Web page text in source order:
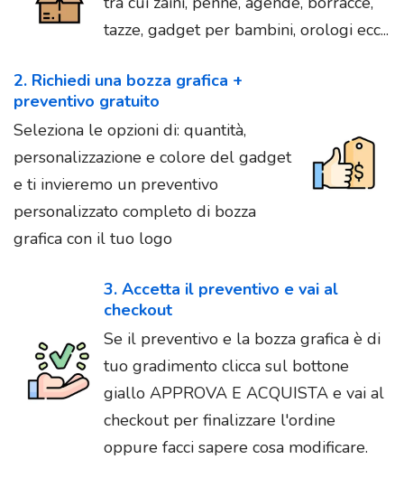
tazze, gadget per bambini, orologi ecc...
2. Richiedi una bozza grafica +
preventivo gratuito
Seleziona le opzioni di: quantità,
personalizzazione e colore del gadget
e ti invieremo un preventivo
personalizzato completo di bozza
grafica con il tuo logo
3. Accetta il preventivo e vai al
checkout
Se il preventivo e la bozza grafica è di
tuo gradimento clicca sul bottone
giallo APPROVA E ACQUISTA e vai al
checkout per finalizzare l'ordine
oppure facci sapere cosa modificare.